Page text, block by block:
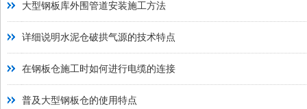
大型钢板库外围管道安装施工方法
详细说明水泥仓破拱气源的技术特点
在钢板仓施工时如何进行电缆的连接
普及大型钢板仓的使用特点